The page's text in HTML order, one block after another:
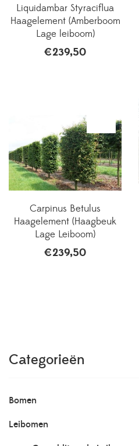
Liquidambar Styraciflua
Haagelement (Amberboom
Lage leiboom)
€239,50
Carpinus Betulus
Haagelement (Haagbeuk
Lage Leiboom)
€239,50
Categorieën
Bomen
Leibomen